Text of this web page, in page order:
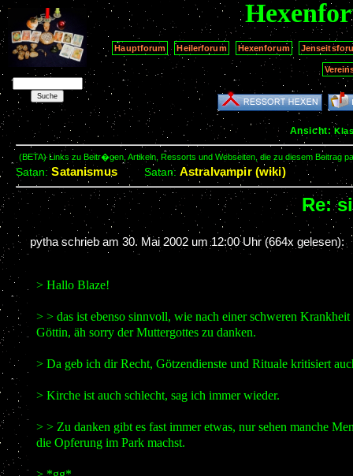
Hauptforum Heilerforum Hexenforum
Ansicht:
(BETA) Links zu Beitr�gen, Artikeln, Ressorts und Webseiten, die zu diesem Beitrag
Satan:Satanismus Satan: Astralvampir (wiki)
Re:
pytha schrieb am30. Mai 2002 um 12:00 Uhr(664x gelesen):
> Hallo Blaze!
> > das ist ebenso sinnvoll, wie nach einer schweren
Göttin, äh sorry der Muttergottes zu danken.
> Da geb ich dir Recht, Götzendienste und Rituale kritisiert
> Kirche ist auch schlecht, sag ich immer wieder.
> > Zu danken gibt es fast immer etwas, nur sehen manche
die Opferung im Park machst.